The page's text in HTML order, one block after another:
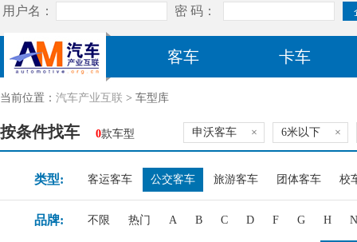
客车 卡车
当前位置： 汽车产业互联 > 车型库
按条件找车 0款车型 申沃客车 × 6米以下 ×
类型: 客运客车 公交客车 旅游客车 团体客车 校
品牌: 不限 热门 A B C D F G H N